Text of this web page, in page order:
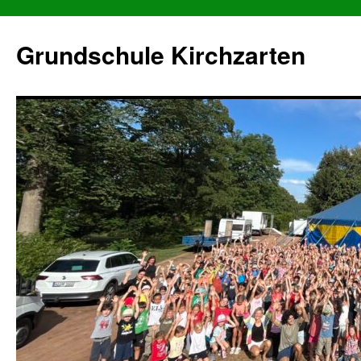
Grundschule Kirchzarten